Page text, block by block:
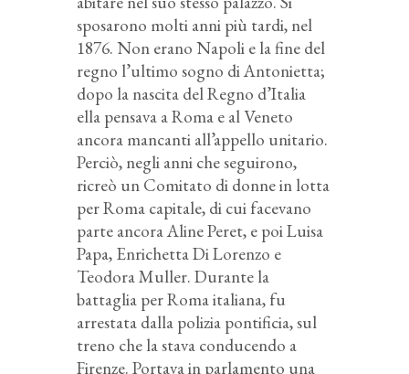
sposarono molti anni più tardi, nel
1876. Non erano Napoli e la fine del
regno l’ultimo sogno di Antonietta;
dopo la nascita del Regno d’Italia
ella pensava a Roma e al Veneto
ancora mancanti all’appello unitario.
Perciò, negli anni che seguirono,
ricreò un Comitato di donne in lotta
per Roma capitale, di cui facevano
parte ancora Aline Peret, e poi Luisa
Papa, Enrichetta Di Lorenzo e
Teodora Muller. Durante la
battaglia per Roma italiana, fu
arrestata dalla polizia pontificia, sul
treno che la stava conducendo a
Firenze. Portava in parlamento una